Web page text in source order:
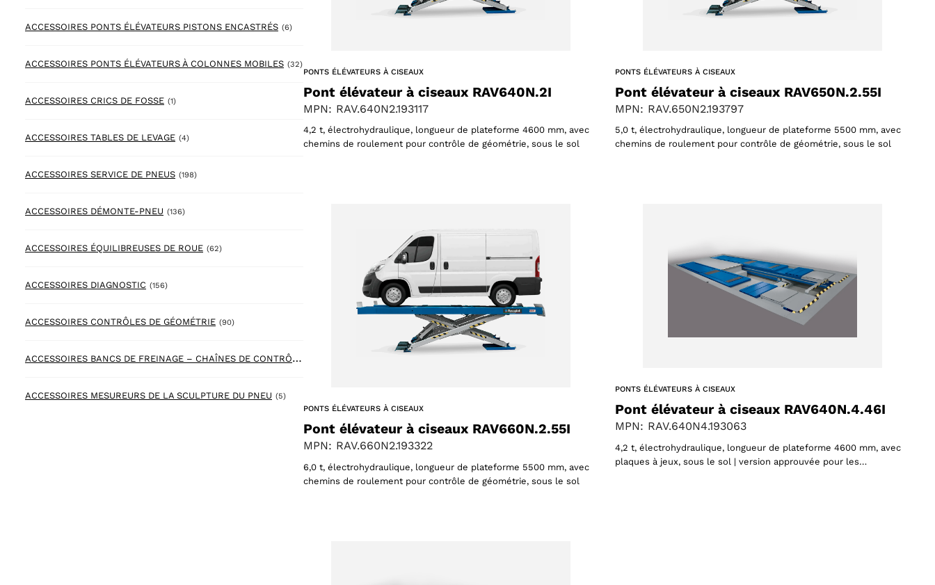
ACCESSOIRES PONTS ÉLÉVATEURS PISTONS ENCASTRÉS (6)6 products
ACCESSOIRES PONTS ÉLÉVATEURS À COLONNES MOBILES (32)32 products
ACCESSOIRES CRICS DE FOSSE (1)1 product
ACCESSOIRES TABLES DE LEVAGE (4)4 products
ACCESSOIRES SERVICE DE PNEUS (198)198 products
ACCESSOIRES DÉMONTE-PNEU (136)136 products
ACCESSOIRES ÉQUILIBREUSES DE ROUE (62)62 products
ACCESSOIRES DIAGNOSTIC (156)156 products
ACCESSOIRES CONTRÔLES DE GÉOMÉTRIE (90)90 products
A
CCESSOIRES BANCS DE FREINAGE – CHAÎNES DE CONTRÔLES
ACCESSOIRES MESUREURS DE LA SCULPTURE DU PNEU (5)5 products
PONTS ÉLÉVATEURS À CISEAUX
Pont élévateur à ciseaux RAV640N.2I
MPN: RAV.640N2.193117
4,2 t, électrohydraulique, longueur de plateforme 4600 mm, avec
chemins de roulement pour contrôle de géométrie, sous le sol
PONTS ÉLÉVATEURS À CISEAUX
Pont élévateur à ciseaux RAV650N.2.55I
MPN: RAV.650N2.193797
5,0 t, électrohydraulique, longueur de plateforme 5500 mm, avec
chemins de roulement pour contrôle de géométrie, sous le sol
PONTS ÉLÉVATEURS À CISEAUX
Pont élévateur à ciseaux RAV660N.2.55I
MPN: RAV.660N2.193322
6,0 t, électrohydraulique, longueur de plateforme 5500 mm, avec
chemins de roulement pour contrôle de géométrie, sous le sol
PONTS ÉLÉVATEURS À CISEAUX
Pont élévateur à ciseaux RAV640N.4.46I
MPN: RAV.640N4.193063
4,2 t, électrohydraulique, longueur de plateforme 4600 mm, avec
plaques à jeux, sous le sol | version approuvée pour les…